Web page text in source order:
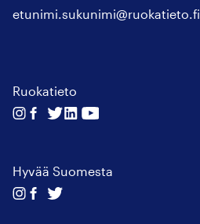
etunimi.sukunimi@ruokatieto.fi
Ruokatieto
Seuraa
Seuraa
Seuraa
SeuraaSeuraa
Hyvää Suomesta
Seuraa
SeuraaSeuraa